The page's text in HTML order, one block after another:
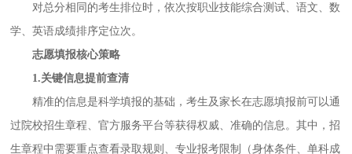
对总分相同的考生排位时，依次按职业技能综合测试、语文、数
学、英语成绩排序定位次。
志愿填报核心策略
1.关键信息提前查清
精准的信息是科学填报的基础，考生及家长在志愿填报前可以通
过院校招生章程、官方服务平台等获得权威、准确的信息。其中，招
生章程中需要重点查看录取规则、专业报考限制（身体条件、单科成